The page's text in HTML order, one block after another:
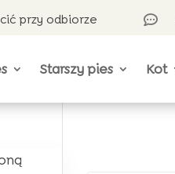
przy odbiorze 
Starszy pies Kot